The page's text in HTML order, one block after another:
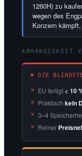
1260H) zu
wegen des
Konzern
ABHÄNGIGKEIT
▼ DIE
EU fertigt < 10
Praktisch kein
3–4
Reiner